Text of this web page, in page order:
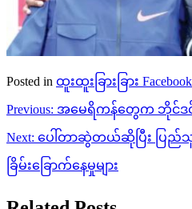
Posted in ထူးထူးခြားခြား
Post
navigation
Previous: အမေရိကန်တွေက ဘိုင်
Next: ပေါ်တာဆွဲတယ်ဆိုပြီး ပြည်သူ
ခြိမ်းခြောက်နေမှုများ